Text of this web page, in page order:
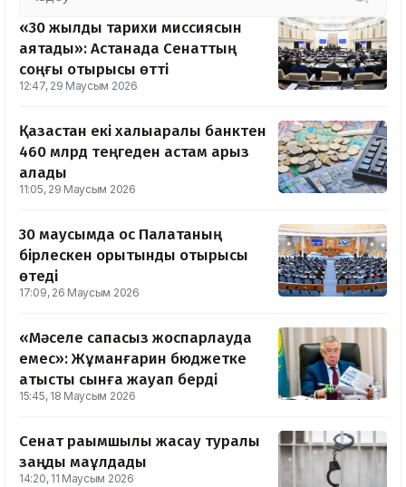
«30 жылдық тарихи миссиясын
аяқтады»: Астанада Сенаттың
соңғы отырысы өтті
12:47, 29 Маусым 2026
Қазақстан екі халықаралық банктен
460 млрд теңгеден астам қарыз
алады
11:05, 29 Маусым 2026
30 маусымда қос Палатаның
бірлескен қорытынды отырысы
өтеді
17:09, 26 Маусым 2026
«Мәселе сапасыз жоспарлауда
емес»: Жұманғарин бюджетке
қатысты сынға жауап берді
15:45, 18 Маусым 2026
Сенат рақымшылық жасау туралы
заңды мақұлдады
14:20, 11 Маусым 2026